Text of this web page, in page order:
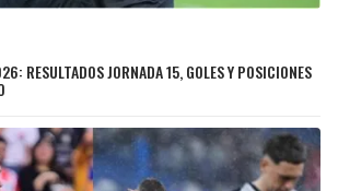
RESULTADOS JORNADA 15, GOLES Y POSICIONES